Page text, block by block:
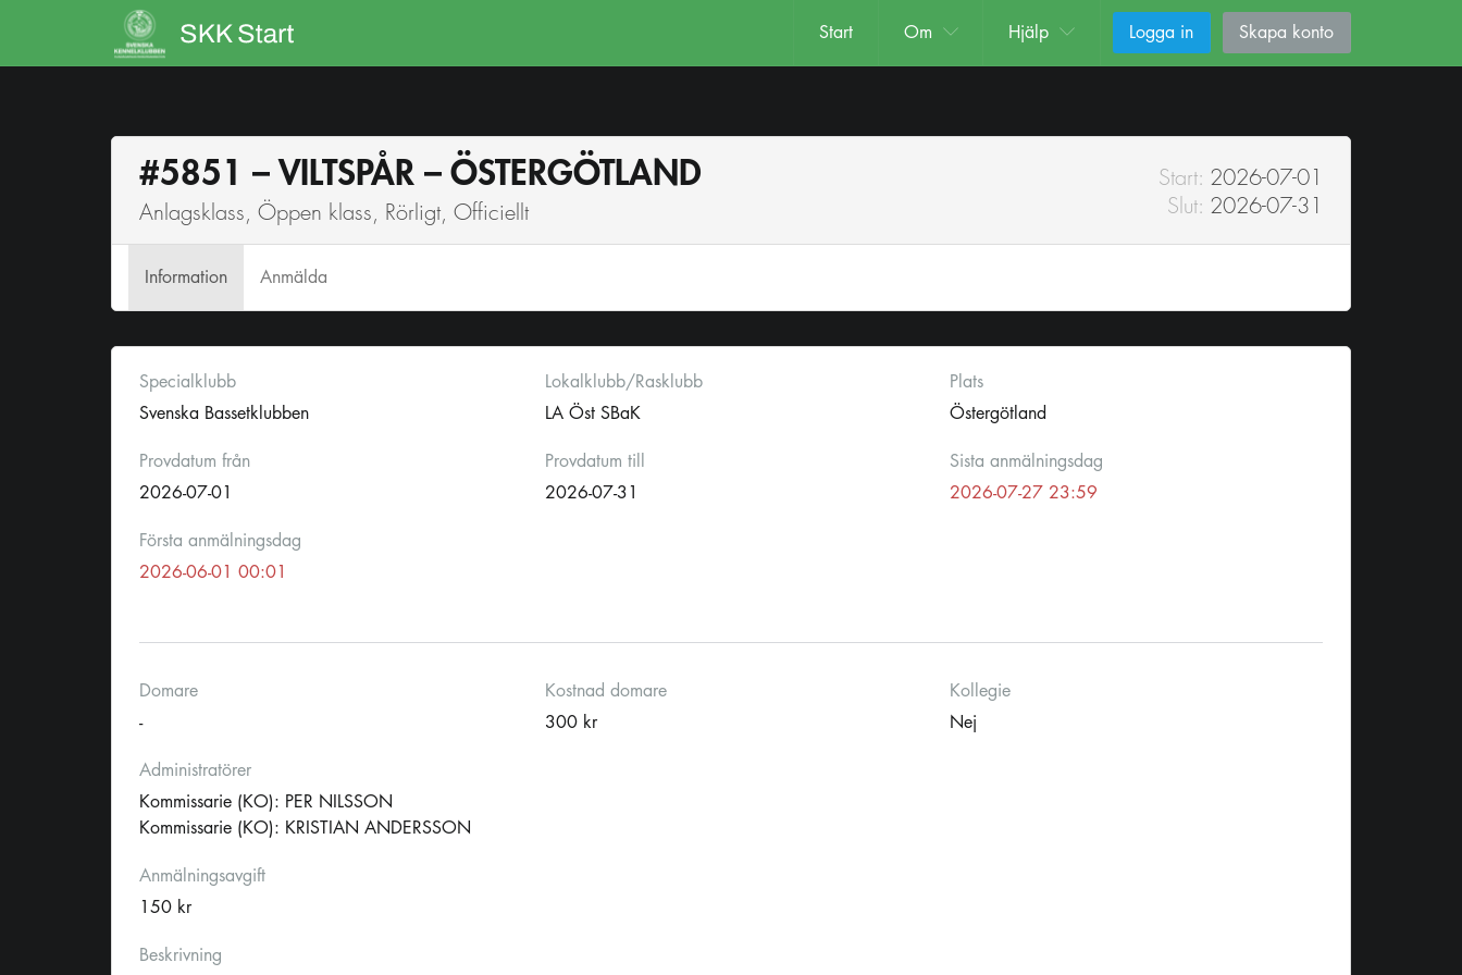
Start Om Hjälp Logga in Skapa konto
#5851 – VILTSPÅR – ÖSTERGÖTLAND
Anlagsklass, Öppen klass, Rörligt, Officiellt
Start: 2026-07-01
Slut: 2026-07-31
Information Anmälda
Specialklubb
Svenska Bassetklubben
Lokalklubb/Rasklubb
LA Öst SBaK
Plats
Östergötland
Provdatum från
2026-07-01
Provdatum till
2026-07-31
Sista anmälningsdag
2026-07-27 23:59
Första anmälningsdag
2026-06-01 00:01
Domare
-
Kostnad domare
300 kr
Kollegie
Nej
Administratörer
Kommissarie (KO): PER NILSSON
Kommissarie (KO): KRISTIAN ANDERSSON
Anmälningsavgift
150 kr
Beskrivning